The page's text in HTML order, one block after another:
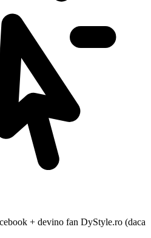
+ devino fan DyStyle.ro (daca